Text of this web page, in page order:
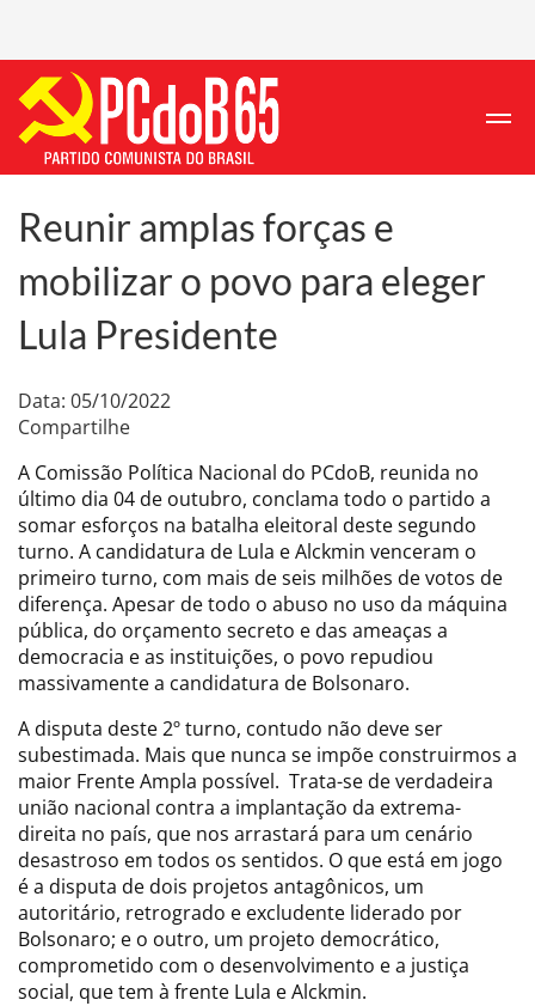
Reunir amplas forças e
mobilizar o povo para eleger
Lula Presidente
Data: 05/10/2022
Compartilhe
A Comissão Política Nacional do PCdoB, reunida no
último dia 04 de outubro, conclama todo o partido a
somar esforços na batalha eleitoral deste segundo
turno. A candidatura de Lula e Alckmin venceram o
primeiro turno, com mais de seis milhões de votos de
diferença. Apesar de todo o abuso no uso da máquina
pública, do orçamento secreto e das ameaças a
democracia e as instituições, o povo repudiou
massivamente a candidatura de Bolsonaro.
A disputa deste 2º turno, contudo não deve ser
subestimada. Mais que nunca se impõe construirmos a
maior Frente Ampla possível. Trata-se de verdadeira
união nacional contra a implantação da extrema-
direita no país, que nos arrastará para um cenário
desastroso em todos os sentidos. O que está em jogo
é a disputa de dois projetos antagônicos, um
autoritário, retrogrado e excludente liderado por
Bolsonaro; e o outro, um projeto democrático,
comprometido com o desenvolvimento e a justiça
social, que tem à frente Lula e Alckmin.